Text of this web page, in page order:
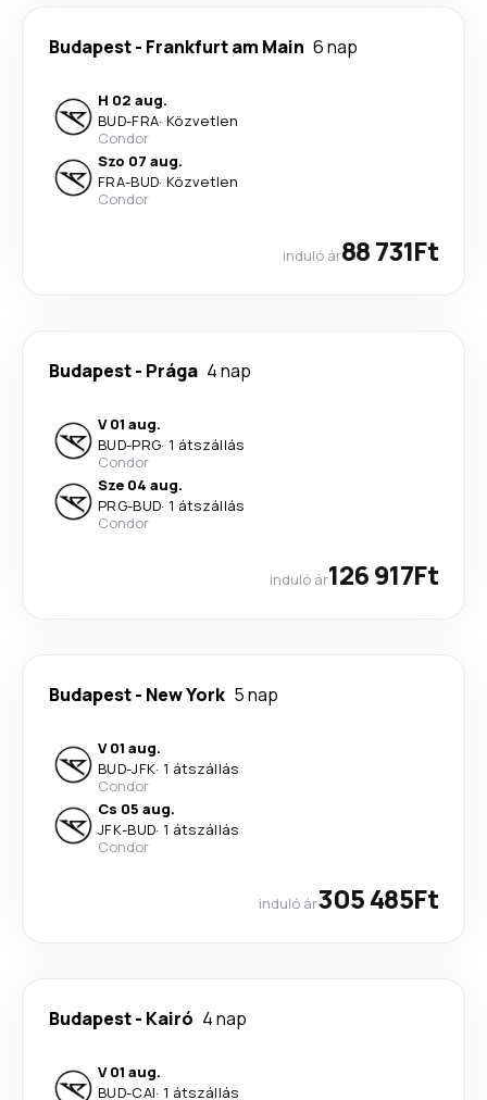
Budapest- Frankfurt am Main 6 nap
H 02 aug.
BUD-FRA· Közvetlen
Condor
Szo 07 aug.
FRA-BUD· Közvetlen
Condor
induló ár88 731Ft
Budapest- Prága 4 nap
V 01 aug.
BUD-PRG· 1 átszállás
Condor
Sze 04 aug.
PRG-BUD· 1 átszállás
Condor
induló ár126 917Ft
Budapest- New York 5 nap
V 01 aug.
BUD-JFK· 1 átszállás
Condor
Cs 05 aug.
JFK-BUD· 1 átszállás
Condor
induló ár305 485Ft
Budapest- Kairó 4 nap
V 01 aug.
BUD-CAI· 1 átszállás